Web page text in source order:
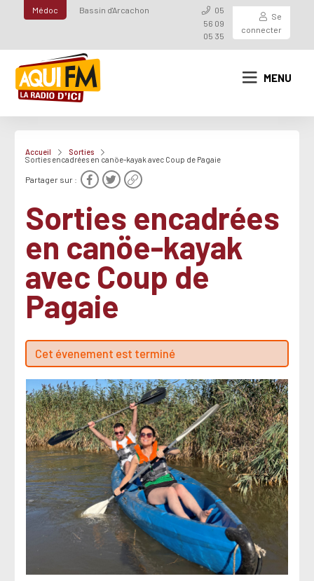
Médoc Bassin d'Arcachon
05
56 09
05 35
Se
connecter
MENU
Accueil
Sorties
Sorties encadrées en canöe-kayak avec Coup de Pagaie
Partager sur :
Sorties encadrées
en canöe-kayak
avec Coup de
Pagaie
Cet évenement est terminé